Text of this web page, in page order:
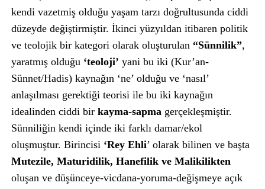
kendi vazetmiş olduğu yaşam tarzı doğrultusunda ciddi
düzeyde değiştirmiştir. İkinci yüzyıldan itibaren politik
ve teolojik bir kategori olarak oluşturulan “Sünnilik”,
yaratmış olduğu‘teoloji’ yani bu iki (Kur’an-
Sünnet/Hadis) kaynağın ‘ne’ olduğu ve ‘nasıl’
anlaşılması gerektiği teorisi ile bu iki kaynağın
idealinden ciddi bir kayma-sapmagerçekleşmiştir.
Sünniliğin kendi içinde iki farklı damar/ekol
oluşmuştur. Birincisi‘Rey Ehli’ olarak bilinen ve başta
Mutezile, Maturidilik, Hanefilik ve Malikilikten
oluşan ve düşünceye-vicdana-yoruma-değişmeye açık